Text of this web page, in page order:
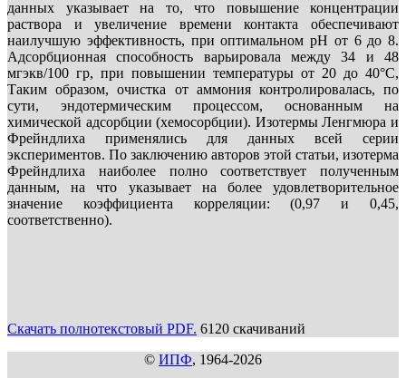
данных указывает на то, что повышение концентрации
раствора и увеличение времени контакта обеспечивают
наилучшую эффективность, при оптимальном pH от 6 до 8.
Адсорбционная способность варьировала между 34 и 48
мгэкв/100 гр, при повышении температуры от 20 до 40°C,
Таким образом, очистка от аммония контролировалась, по
сути, эндотермическим процессом, основанным на
химической адсорбции (хемосорбции). Изотермы Ленгмюра и
Фрейндлиха применялись для данных всей серии
экспериментов. По заключению авторов этой статьи, изотерма
Фрейндлиха наиболее полно соответствует полученным
данным, на что указывает на более удовлетворительное
значение коэффициента корреляции: (0,97 и 0,45,
соответственно).
Скачать полнотекстовый PDF. 6120 скачиваний
© ИПФ, 1964-2026